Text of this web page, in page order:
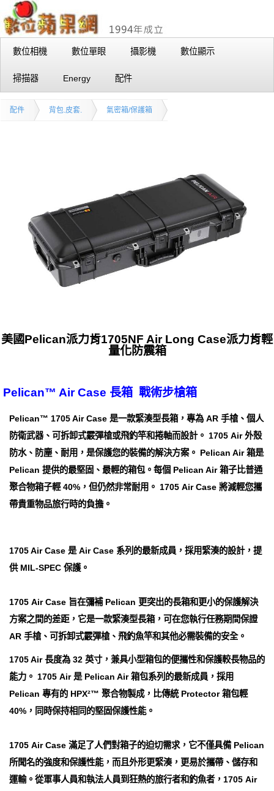
數位相機 數位單眼 攝影機 數位顯示
掃描器 Energy 配件
配件 背包.皮套. 氣密箱/保護箱
美國Pelican派力肯1705NF Air Long Case派力肯輕
量化防震箱
Pelican™ Air Case 長箱 戰術步槍箱
Pelican™ 1705 Air Case 是一款緊湊型長箱，專為 AR 手槍、個人
防衛武器、可拆卸式霰彈槍或飛釣竿和捲軸而設計。 1705 Air 外殼
防水、防塵、耐用，是保護您的裝備的解決方案。 Pelican Air 箱是
Pelican 提供的最堅固、最輕的箱包。每個 Pelican Air 箱子比普通
聚合物箱子輕 40%，但仍然非常耐用。 1705 Air Case 將減輕您攜
帶貴重物品旅行時的負擔。
1705 Air Case 是 Air Case 系列的最新成員，採用緊湊的設計，提
供 MIL-SPEC 保護。
1705 Air Case 旨在彌補 Pelican 更突出的長箱和更小的保護解決
方案之間的差距，它是一款緊湊型長箱，可在您執行任務期間保證
AR 手槍、可拆卸式霰彈槍、飛釣魚竿和其他必需裝備的安全。
1705 Air 長度為 32 英寸，兼具小型箱包的便攜性和保護較長物品的
能力。 1705 Air 是 Pelican Air 箱包系列的最新成員，採用
Pelican 專有的 HPX²™ 聚合物製成，比傳統 Protector 箱包輕
40%，同時保持相同的堅固保護性能。
1705 Air Case 滿足了人們對箱子的迫切需求，它不僅具備 Pelican
所聞名的強度和保護性能，而且外形更緊湊，更易於攜帶、儲存和
運輸。從軍事人員和執法人員到狂熱的旅行者和釣魚者，1705 Air